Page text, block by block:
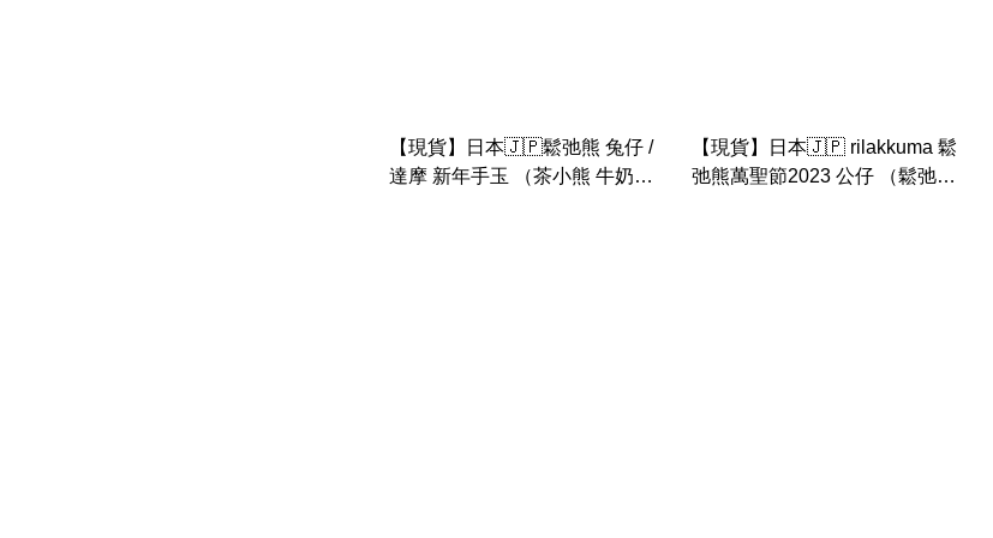
【現貨】日本🇯🇵鬆弛熊 兔仔 /
達摩 新年手玉 （茶小熊 牛奶熊
【現貨】日本🇯🇵 rilakkuma 鬆
弛熊萬聖節2023 公仔 （鬆弛熊